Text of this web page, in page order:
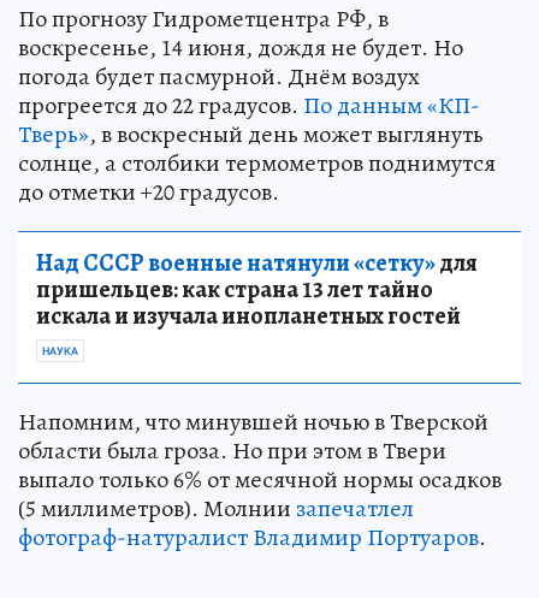
По прогнозу Гидрометцентра РФ, в
воскресенье, 14 июня, дождя не будет. Но
погода будет пасмурной. Днём воздух
прогреется до 22 градусов. По данным «КП-
Тверь», в воскресный день может выглянуть
солнце, а столбики термометров поднимутся
до отметки +20 градусов.
Над СССР военные натянули «сетку»для
пришельцев: как страна 13 лет тайно
искала и изучала инопланетных гостей
НАУКА
Напомним, что минувшей ночью в Тверской
области была гроза. Но при этом в Твери
выпало только 6% от месячной нормы осадков
(5 миллиметров). Молнии запечатлел
фотограф-натуралист Владимир Портуаров.